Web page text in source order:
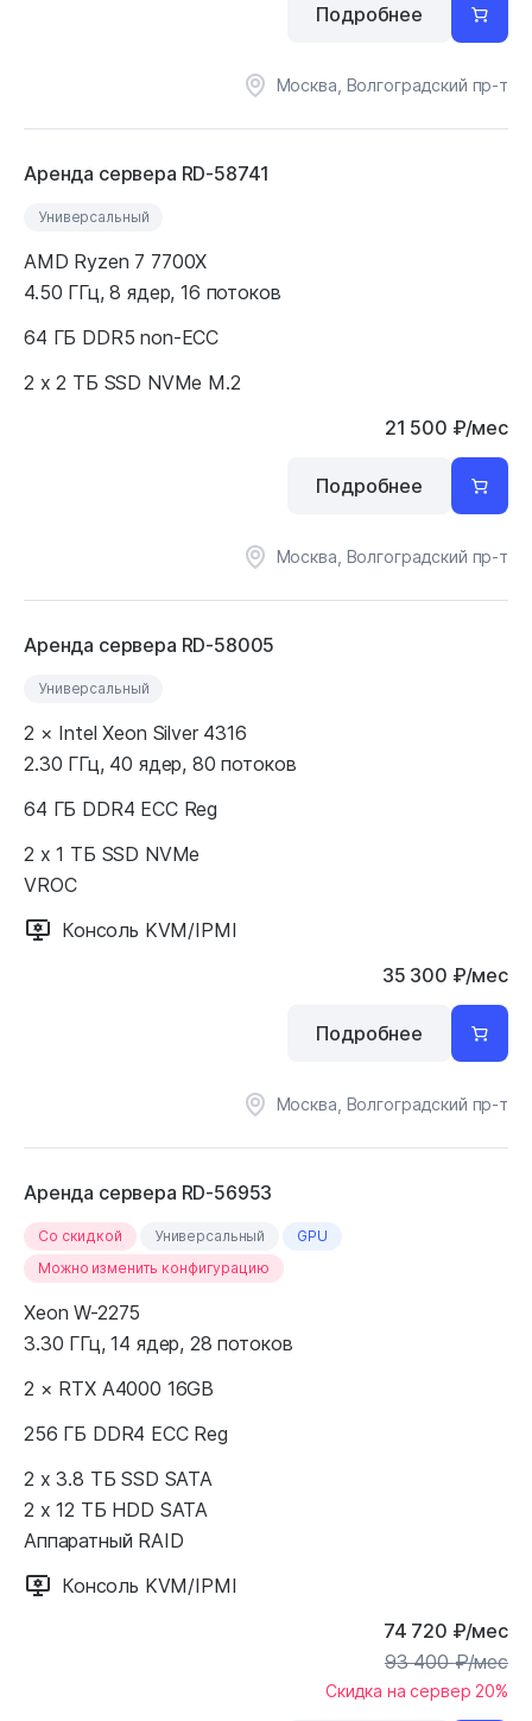
Москва, Волгоградский пр-т
Подробнее
Аренда сервера RD-58741
Универсальный
AMD Ryzen 7 7700X
4.50 ГГц, 8 ядер, 16 потоков
64 ГБ DDR5 non-ECC
2 x 2 ТБ SSD NVMe M.2
21 500 ₽/мес
Москва, Волгоградский пр-т
Подробнее
Аренда сервера RD-58005
Универсальный
2 × Intel Xeon Silver 4316
2.30 ГГц, 40 ядер, 80 потоков
64 ГБ DDR4 ECC Reg
2 x 1 ТБ SSD NVMe
VROC
Консоль KVM/IPMI
35 300 ₽/мес
Москва, Волгоградский пр-т
Подробнее
Аренда сервера RD-56953
Cо скидкой Универсальный
GPU
Можно изменить конфигурацию
Xeon W-2275
3.30 ГГц, 14 ядер, 28 потоков
2 × RTX A4000 16GB
256 ГБ DDR4 ECC Reg
2 x 3.8 ТБ SSD SATA
2 x 12 ТБ HDD SATA
Аппаратный RAID
Консоль KVM/IPMI
74 720 ₽/мес
93 400₽/мес
Скидка на сервер 20%